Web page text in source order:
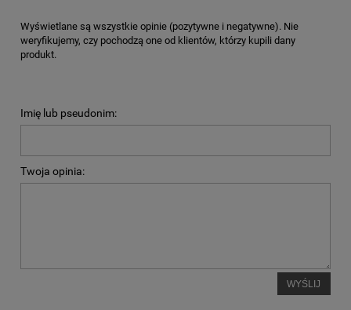
Wyświetlane są wszystkie opinie (pozytywne i negatywne). Nie
weryfikujemy, czy pochodzą one od klientów, którzy kupili dany
produkt.
Imię lub pseudonim:
Twoja opinia:
WYŚLIJ